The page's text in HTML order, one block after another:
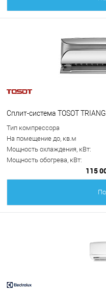
Сплит-система TOSOT
Тип компрессора
На помещение до, кв.м
Мощность охлаждения, кВт:
Мощность обогрева, кВт:
115